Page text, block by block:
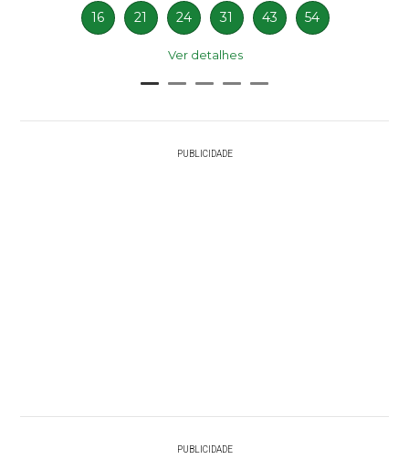
16 21 24 31 43 54
Ver detalhes
PUBLICIDADE
PUBLICIDADE